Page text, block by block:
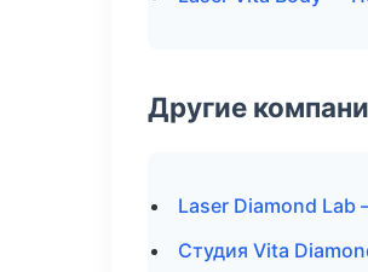
Другие
Laser Diamond
Студия Vita